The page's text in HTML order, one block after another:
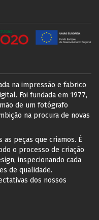
na impressão e fabrico
Foi fundada em 1977,
de um fotógrafo
na procura de novas
peças que criamos. É
o processo de criação
inspecionando cada
de qualidade.
dos nossos